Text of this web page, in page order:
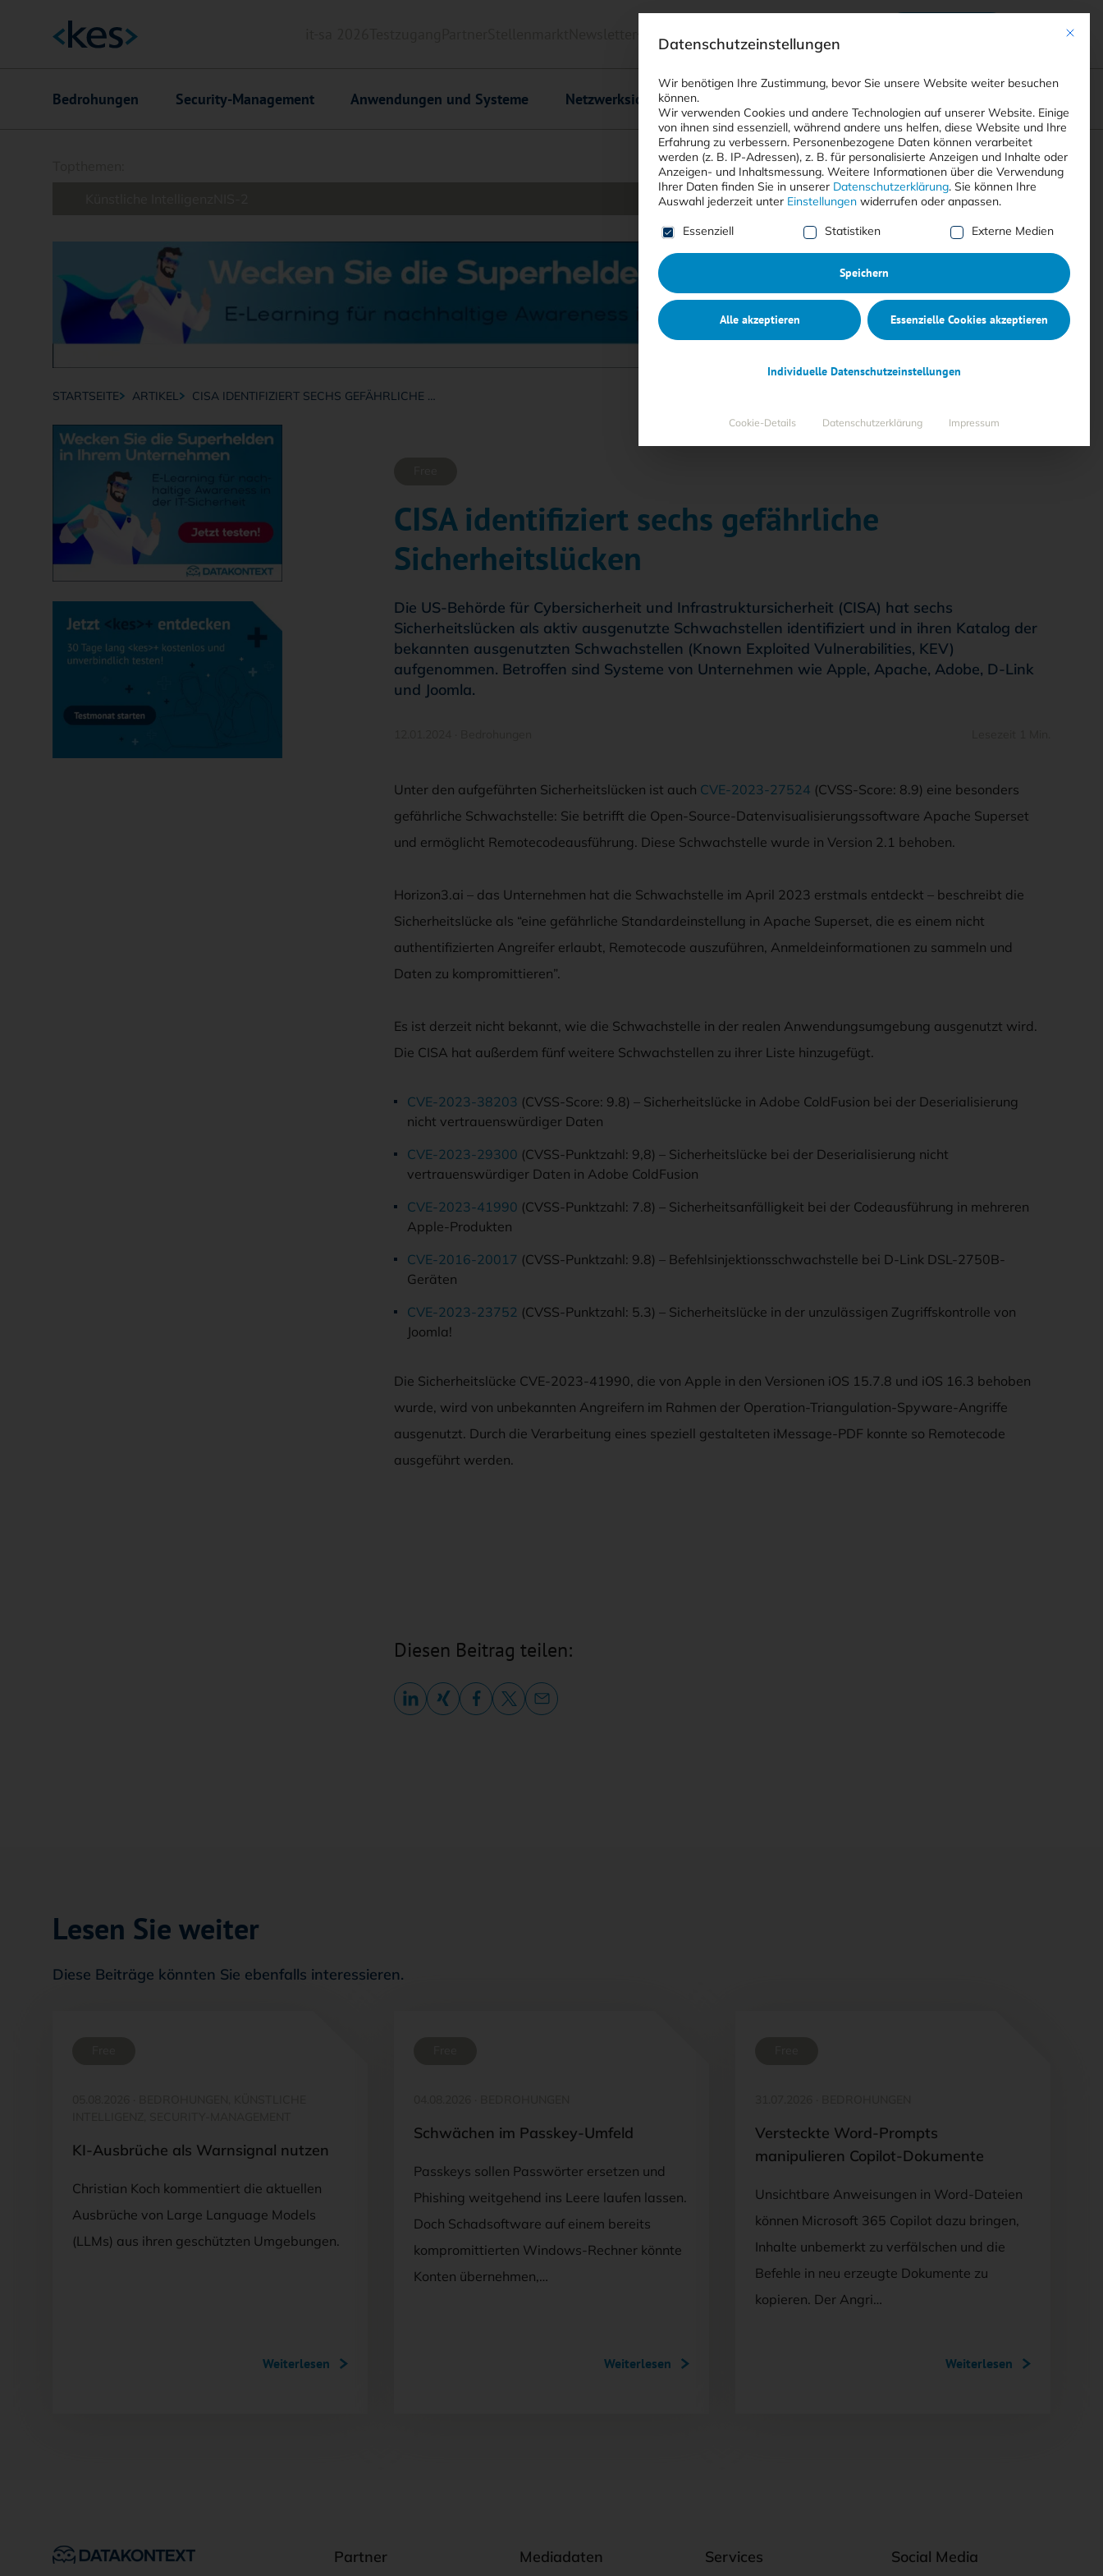
Suchen
<kes>+ Downloads
Hauptnavigation
Bedrohungen Security-Management Anwendungen und Systeme Netzwerksicherheit
Breadcrumb-Navigation
STARTSEITE ARTIKEL CISA IDENTIFIZIERT SECHS GEFÄHRLICHE …
CISA identifiziert sechs gefährliche
Sicherheitslücken
Die US-Behörde für Cybersicherheit und Infrastruktursicherheit (CISA) hat sechs
Sicherheitslücken als aktiv ausgenutzte Schwachstellen identifiziert und in ihren Katalog der
bekannten ausgenutzten Schwachstellen (Known Exploited Vulnerabilities, KEV)
aufgenommen. Betroffen sind Systeme von Unternehmen wie Apple, Apache, Adobe, D-Link
und Joomla.
Unter den aufgeführten Sicherheitslücken ist auch CVE-2023-27524 (CVSS-Score: 8.9) eine besonders
gefährliche Schwachstelle: Sie betrifft die Open-Source-Datenvisualisierungssoftware Apache Superset
und ermöglicht Remotecodeausführung. Diese Schwachstelle wurde in Version 2.1 behoben.
Horizon3.ai – das Unternehmen hat die Schwachstelle im April 2023 erstmals entdeckt – beschreibt die
Sicherheitslücke als “eine gefährliche Standardeinstellung in Apache Superset, die es einem nicht
authentifizierten Angreifer erlaubt, Remotecode auszuführen, Anmeldeinformationen zu sammeln und
Daten zu kompromittieren”.
Es ist derzeit nicht bekannt, wie die Schwachstelle in der realen Anwendungsumgebung ausgenutzt wird.
Die CISA hat außerdem fünf weitere Schwachstellen zu ihrer Liste hinzugefügt.
CVE-2023-38203 (CVSS-Score: 9.8) – Sicherheitslücke in Adobe ColdFusion bei der Deserialisierung
nicht vertrauenswürdiger Daten
CVE-2023-29300 (CVSS-Punktzahl: 9,8) – Sicherheitslücke bei der Deserialisierung nicht
vertrauenswürdiger Daten in Adobe ColdFusion
CVE-2023-41990 (CVSS-Punktzahl: 7.8) – Sicherheitsanfälligkeit bei der Codeausführung in mehreren
Apple-Produkten
CVE-2016-20017 (CVSS-Punktzahl: 9.8) – Befehlsinjektionsschwachstelle bei D-Link DSL-2750B-
Geräten
CVE-2023-23752 (CVSS-Punktzahl: 5.3) – Sicherheitslücke in der unzulässigen Zugriffskontrolle von
Joomla!
Die Sicherheitslücke CVE-2023-41990, die von Apple in den Versionen iOS 15.7.8 und iOS 16.3 behoben
wurde, wird von unbekannten Angreifern im Rahmen der Operation-Triangulation-Spyware-Angriffe
ausgenutzt. Durch die Verarbeitung eines speziell gestalteten iMessage-PDF konnte so Remotecode
ausgeführt werden.
Diesen Beitrag teilen:
Lesen Sie weiter
Diese Beiträge könnten Sie ebenfalls interessieren.
KI-Ausbrüche als Warnsignal nutzen
Christian Koch kommentiert die aktuellen
Ausbrüche von Large Language Models
(LLMs) aus ihren geschützten Umgebungen.
Weiterlesen
Schwächen im Passkey-Umfeld
Passkeys sollen Passwörter ersetzen und
Phishing weitgehend ins Leere laufen lassen.
Doch Schadsoftware auf einem bereits
kompromittierten Windows-Rechner könnte
Konten übernehmen,…
Weiterlesen
Versteckte Word-Prompts
manipulieren Copilot-Dokumente
Unsichtbare Anweisungen in Word-Dateien
können Microsoft 365 Copilot dazu bringen,
Inhalte unbemerkt zu verfälschen und die
Befehle in neu erzeugte Dokumente zu
kopieren. Der Angri…
Weiterlesen
Partner Mediadaten Services Social Media
Mit
Datenschutzeinstellungen
Wir benötigen Ihre Zustimmung, bevor Sie unsere Website weiter besuchen
können.
Wir verwenden Cookies und andere Technologien auf unserer Website. Einige
von ihnen sind essenziell, während andere uns helfen, diese Website und Ihre
Erfahrung zu verbessern. Personenbezogene Daten können verarbeitet
werden (z. B. IP-Adressen), z. B. für personalisierte Anzeigen und Inhalte oder
Anzeigen- und Inhaltsmessung. Weitere Informationen über die Verwendung
Ihrer Daten finden Sie in unserer Datenschutzerklärung. Sie können Ihre
Auswahl jederzeit unter Einstellungen widerrufen oder anpassen.
Es folgt eine Liste der Service-Gruppen, für die eine Einwilligung
Essenziell Statistiken Externe Medien
Speichern
Alle akzeptieren Essenzielle Cookies akzeptieren
Individuelle Datenschutzeinstellungen
Cookie-Details Datenschutzerklärung Impressum